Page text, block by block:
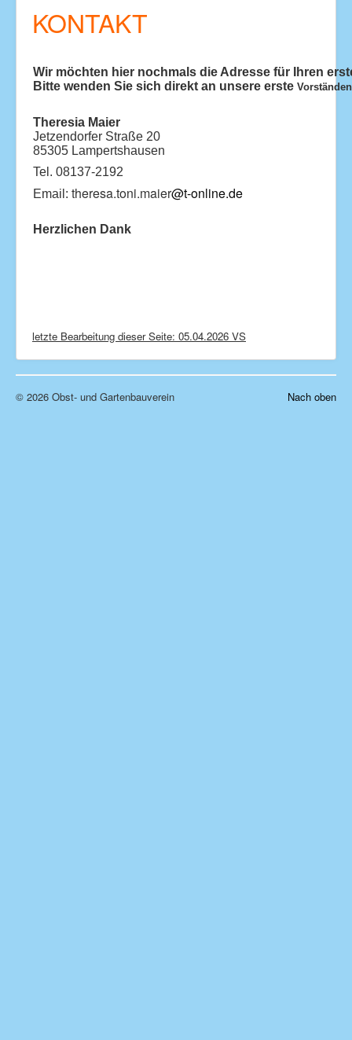
KONTAKT
Wir möchten hier nochmals die Adresse für Ihren
Bitte wenden Sie sich direkt an unsere erste Vorständen
Theresia Maier
Jetzendorfer Straße 20
85305 Lampertshausen
Tel. 08137-2192
Email: theresa.toni.maier@t-online.de
Herzlichen Dank
letzte Bearbeitung dieser Seite: 05.04.2026 VS
Nach oben
© 2026 Obst- und Gartenbauverein